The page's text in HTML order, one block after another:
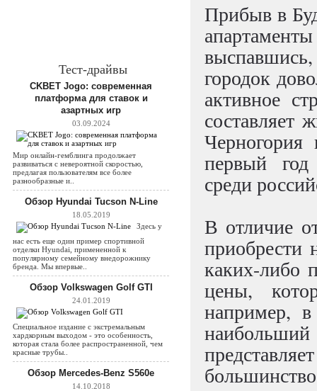
Тест-драйвы
CKBET Jogo: современная
платформа для ставок и
азартных игр
03.09.2024
Мир онлайн-гемблинга продолжает
развиваться с невероятной скоростью,
предлагая пользователям все более
разнообразные и..
Обзор Hyundai Tucson N-Line
18.05.2019
Здесь у
нас есть еще один пример спортивной
отделки Hyundai, примененной к
популярному семейному внедорожнику
бренда. Мы впервые..
Обзор Volkswagen Golf GTI
24.01.2019
Специальное издание с экстремальным
хардкорным выходом - это особенность,
которая стала более распространенной, чем
красные трубы..
Обзор Mercedes-Benz S560e
14.10.2018
Прибыв в
городок
активное
составляет
первый год
среди
В отличие
приобрести
каких-либо
цены,
например,